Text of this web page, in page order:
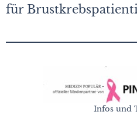
für
Infos und